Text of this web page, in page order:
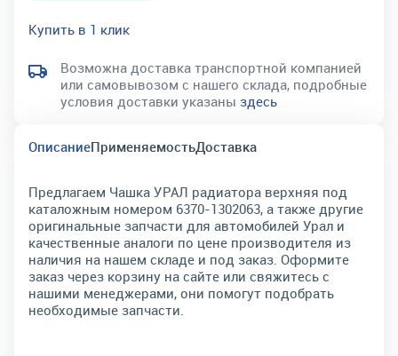
Купить в 1 клик
Возможна доставка транспортной компанией
или самовывозом с нашего склада, подробные
условия доставки указаны здесь
ОписаниеПрименяемостьДоставка
Предлагаем Чашка УРАЛ радиатора верхняя под
каталожным номером 6370-1302063, а также другие
оригинальные запчасти для автомобилей Урал и
качественные аналоги по цене производителя из
наличия на нашем складе и под заказ. Оформите
заказ через корзину на сайте или свяжитесь с
нашими менеджерами, они помогут подобрать
необходимые запчасти.